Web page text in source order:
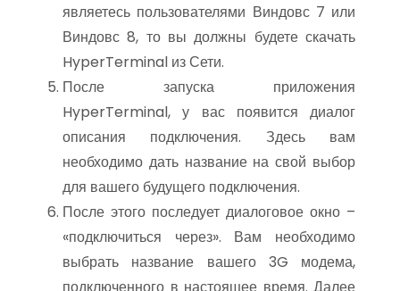
являетесь пользователями Виндовс 7 или
Виндовс 8, то вы должны будете скачать
HyperTerminal из Сети.
После запуска приложения
HyperTerminal, у вас появится диалог
описания подключения. Здесь вам
необходимо дать название на свой выбор
для вашего будущего подключения.
После этого последует диалоговое окно –
«подключиться через». Вам необходимо
выбрать название вашего 3G модема,